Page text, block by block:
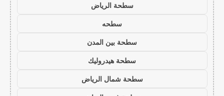
سطحة الرياض
سطحه
سطحة بين المدن
سطحة هيدروليك
سطحة شمال الرياض